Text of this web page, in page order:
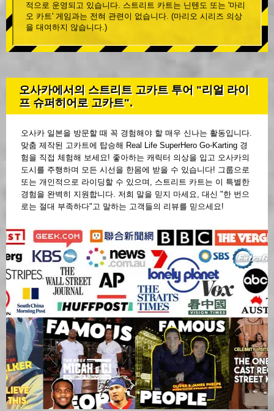
적으로 운영되고 있습니다. 스트리트 카트는 닌텐도 또는 '마리
오 카트' 게임과는 전혀 관련이 없습니다. (마리오 시리즈 의상
을 대여하지 않습니다.)
오사카에서의 스트리트 고카트 투어 "리얼 라이
프 슈퍼히어로 고카트".
오사카 일본을 방문할 때 꼭 경험해야 할 매우 신나는 활동입니다.
맞춤 제작된 고카트에 탑승해 Real Life SuperHero Go-Karting 경
험을 직접 체험해 보세요! 좋아하는 캐릭터 의상을 입고 오사카의
도시를 주행하며 모든 시선을 한몸에 받을 수 있습니다! 그룹으로
또는 개인적으로 라이딩할 수 있으며, 스트리트 카트는 이 특별한
경험을 완벽히 지원합니다. 저희 말을 믿지 마세요, 대신 "한 번으
로는 절대 부족하다"고 말하는 고객들의 리뷰를 믿으세요!